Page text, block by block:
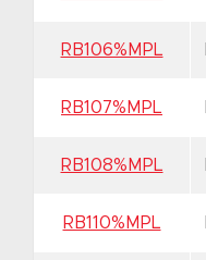
RB106%MPL
RB107%MPL
RB108%MPL
RB110%MPL